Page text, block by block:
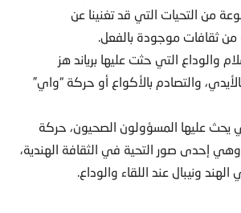
من التحيات التي قد تغنينا عن
ثقافات موجودة بالفعل.
والوداع التي حثت عليها برياند هز
والتصادم بالأكواع أو حركة “واي”
يحث عليها المسؤولون الصحيون، حركة
إحدى صور التحية في الثقافة الهندية،
ونيبال عند اللقاء والوداع.